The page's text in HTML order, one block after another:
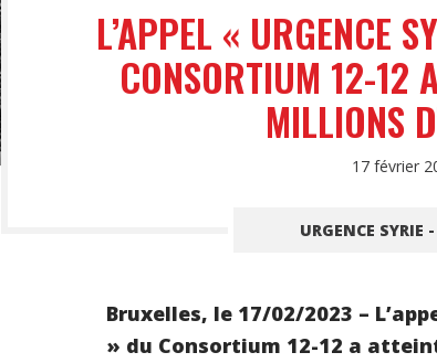
L’APPEL « URGENCE
CONSORTIUM 12-12
MILLIONS
17 février
URGENCE SYRIE
Bruxelles, le 17/02/2023 –
» du Consortium 12-12 a